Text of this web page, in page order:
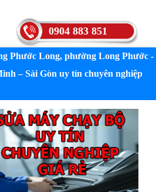
0904 883 851
Phước Long, phường Long Phước -
– Sài Gòn uy tín chuyên nghiệp